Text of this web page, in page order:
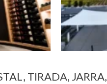
TIRADA, JARRA,